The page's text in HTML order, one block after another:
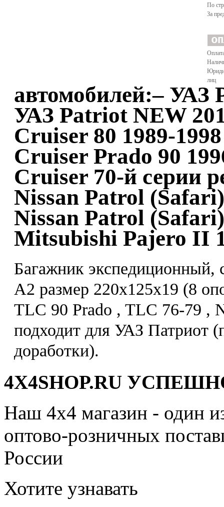
По
За
лиц
автомобилей:– УАЗ
УАЗ Patriot NEW
Cruiser 80 1989-
Cruiser Prado 90
Cruiser 70-й серии
Nissan Patrol
Nissan Patrol
Mitsubishi Pajero II
Багажник экспедиционный,
A2 размер 220x125x19 (8
TLC 90 Prado , TLC 76-79 ,
подходит для УАЗ Патриот
доработки).
4X4SHOP.RU
Наш 4x4 магазин - один
оптово-розничных
России
Хотите узнавать